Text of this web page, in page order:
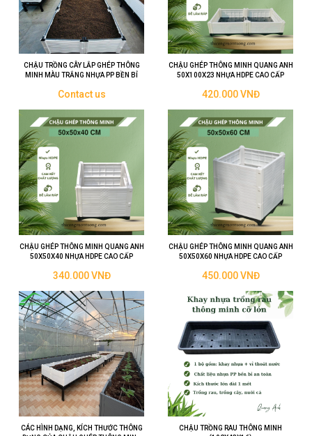
CHẬU TRỒNG CÂY LẮP GHÉP THÔNG
MINH MÀU TRẮNG NHỰA PP BỀN BỈ
Contact us
CHẬU GHÉP THÔNG MINH QUANG ANH
50X100X23 NHỰA HDPE CAO CẤP
420.000 VNĐ
CHẬU GHÉP THÔNG MINH QUANG ANH
50X50X40 NHỰA HDPE CAO CẤP
340.000 VNĐ
CHẬU GHÉP THÔNG MINH QUANG ANH
50X50X60 NHỰA HDPE CAO CẤP
450.000 VNĐ
CÁC HÌNH DẠNG, KÍCH THƯỚC THÔNG
CHẬU TRỒNG RAU THÔNG MINH